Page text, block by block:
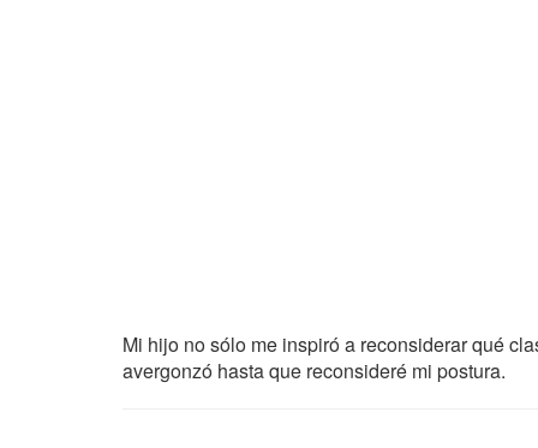
Mi hijo no sólo me inspiró a reconsiderar qué
avergonzó hasta que reconsideré mi postura.